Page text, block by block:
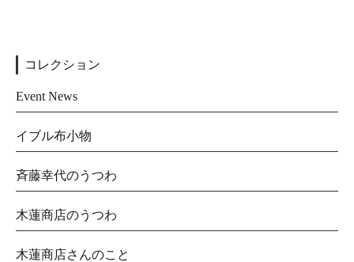
コレクション
Event News
イブル布小物
斉藤幸代のうつわ
木蓮商店のうつわ
木蓮商店さんのこと